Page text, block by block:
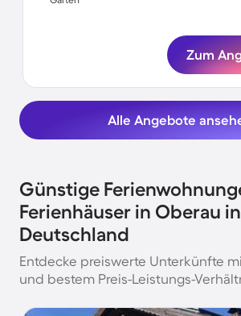
Zum
Alle Angebote
Günstige
Ferienhäuser in Oberau in
Deutschland
Entdecke preiswerte Unterkünfte
und bestem Preis-Leistungs-